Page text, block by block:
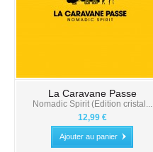
La Caravane Passe
Nomadic Spirit (Edition cristal...
12,99 €
Ajouter au panier